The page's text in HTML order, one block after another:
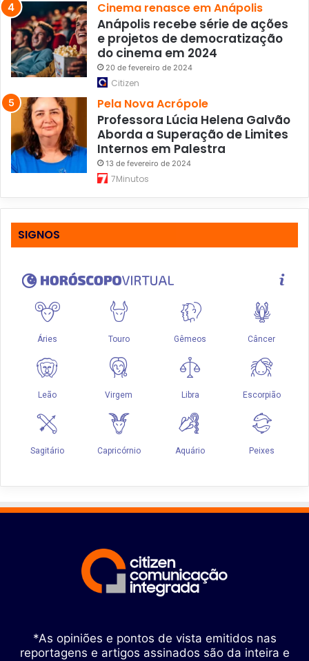
Cinema renasce em Anápolis
Anápolis recebe série de ações
e projetos de democratização
do cinema em 2024
20 de fevereiro de 2024
Citizen
Pela Nova Acrópole
Professora Lúcia Helena Galvão
Aborda a Superação de Limites
Internos em Palestra
13 de fevereiro de 2024
7Minutos
SIGNOS
*As opiniões e pontos de vista emitidos nas
reportagens e artigos assinados são da inteira e